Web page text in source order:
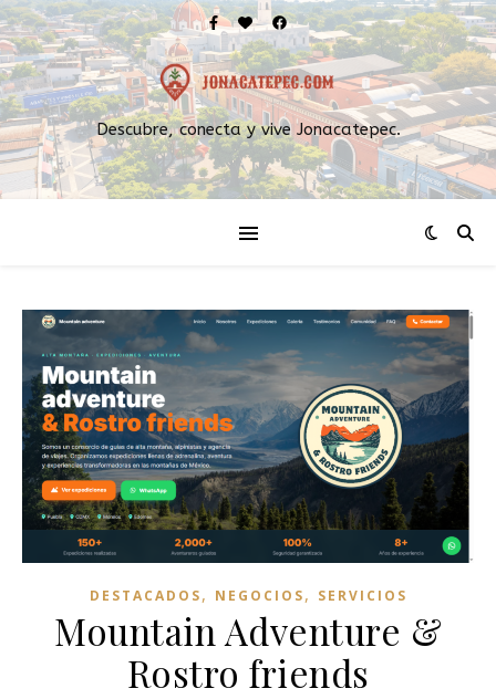
Descubre, conecta y vive Jonacatepec.
DESTACADOS, NEGOCIOS, SERVICIOS
Mountain Adventure &
Rostro friends